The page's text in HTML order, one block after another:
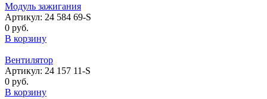
Модуль зажигания
Артикул: 24 584 69-S
0 руб.
В корзину
Вентилятор
Артикул: 24 157 11-S
0 руб.
В корзину